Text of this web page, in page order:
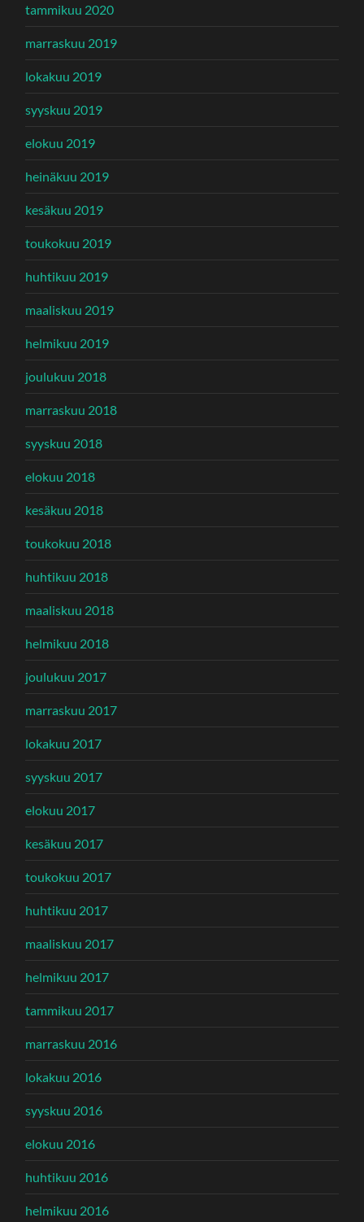
tammikuu 2020
marraskuu 2019
lokakuu 2019
syyskuu 2019
elokuu 2019
heinäkuu 2019
kesäkuu 2019
toukokuu 2019
huhtikuu 2019
maaliskuu 2019
helmikuu 2019
joulukuu 2018
marraskuu 2018
syyskuu 2018
elokuu 2018
kesäkuu 2018
toukokuu 2018
huhtikuu 2018
maaliskuu 2018
helmikuu 2018
joulukuu 2017
marraskuu 2017
lokakuu 2017
syyskuu 2017
elokuu 2017
kesäkuu 2017
toukokuu 2017
huhtikuu 2017
maaliskuu 2017
helmikuu 2017
tammikuu 2017
marraskuu 2016
lokakuu 2016
syyskuu 2016
elokuu 2016
huhtikuu 2016
helmikuu 2016